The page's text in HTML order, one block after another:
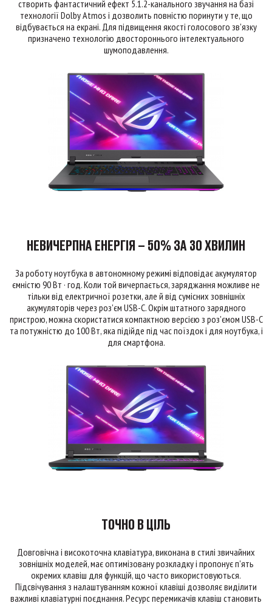
створить фантастичний ефект 5.1.2-канального звучання на базі
технології Dolby Atmos і дозволить повністю поринути у те, що
відбувається на екрані. Для підвищення якості голосового зв'язку
призначено технологію двостороннього інтелектуального
шумоподавлення.
НЕВИЧЕРПНА ЕНЕРГІЯ – 50% ЗА 30 ХВИЛИН
За роботу ноутбука в автономному режимі відповідає акумулятор
ємністю 90 Вт · год. Коли той вичерпається, заряджання можливе не
тільки від електричної розетки, але й від сумісних зовнішніх
акумуляторів через роз'єм USB-C. Окрім штатного зарядного
пристрою, можна скористатися компактною версією з роз'ємом USB-C
та потужністю до 100 Вт, яка підійде під час поїздок і для ноутбука, і
для смартфона.
ТОЧНО В ЦІЛЬ
Довговічна і високоточна клавіатура, виконана в стилі звичайних
зовнішніх моделей, має оптимізовану розкладку і пропонує п'ять
окремих клавіш для функцій, що часто використовуються.
Підсвічування з налаштуванням кожної клавіші дозволяє виділити
важливі клавіатурні поєднання. Ресурс перемикачів клавіш становить